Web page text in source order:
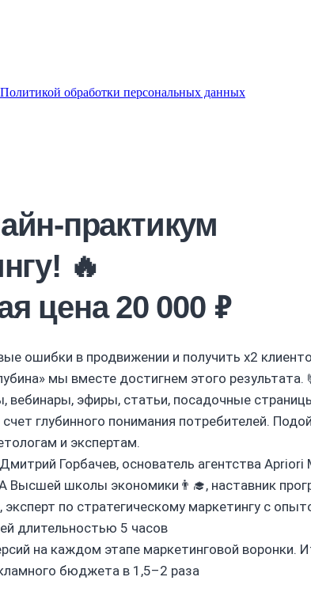
Политикой обработки персональных данных
практикум
🔥
цена 20 000 ₽
ошибки в продвижении и получить x2
мы вместе достигнем этого результата.
вебинары, эфиры, статьи, посадочные
глубинного понимания потребителей.
и экспертам.
Горбачев, основатель агентства Apriori
Высшей школы экономики👨‍🎓, наставник
по стратегическому маркетингу с
длительностью 5 часов
на каждом этапе маркетинговой воронки.
бюджета в 1,5–2 раза